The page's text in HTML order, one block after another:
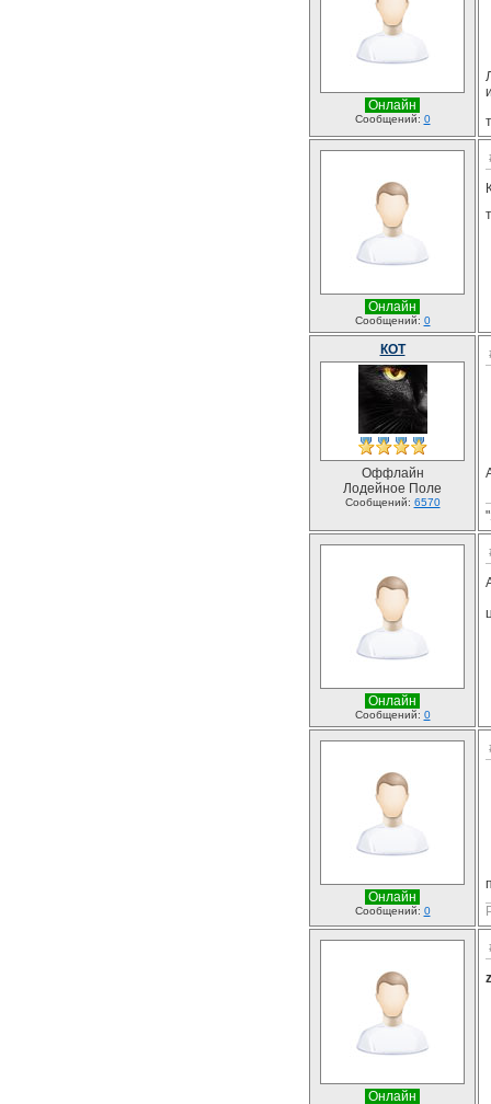
Онлайн
Сообщений: 0
Онлайн
Сообщений: 0
КОТ
Оффлайн
Лодейное Поле
Сообщений: 6570
Онлайн
Сообщений: 0
Онлайн
Сообщений: 0
Онлайн